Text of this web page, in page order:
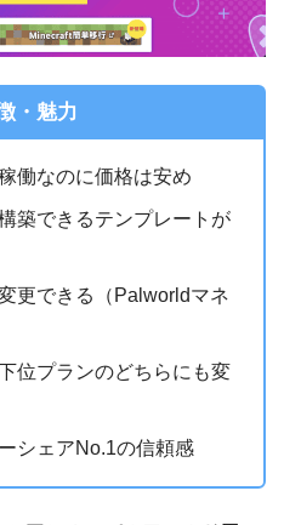
・魅力
働なのに価格は安め
築できるテンプレートが
更できる（Palworldマネ
位プランのどちらにも変
シェアNo.1の信頼感